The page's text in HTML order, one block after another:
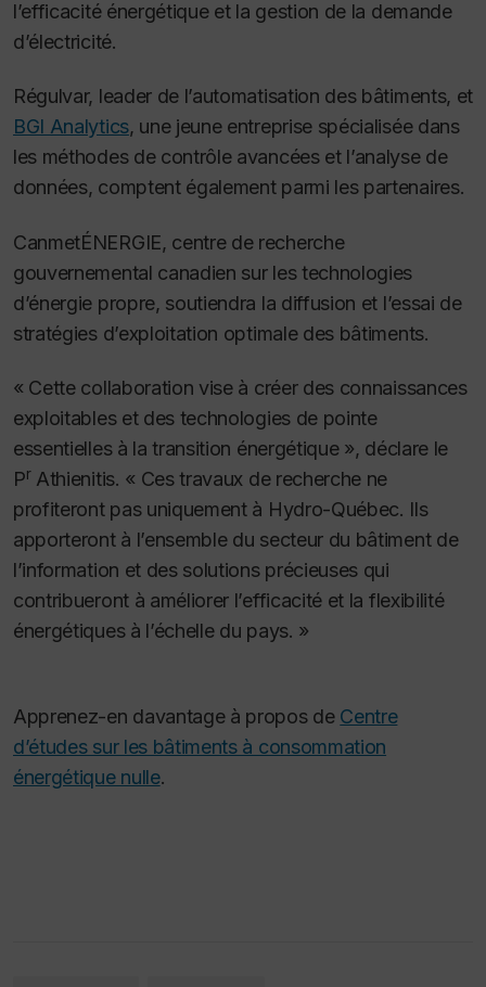
l’efficacité énergétique et la gestion de la demande
d’électricité.
Régulvar, leader de l’automatisation des bâtiments, et
BGI Analytics, une jeune entreprise spécialisée dans
les méthodes de contrôle avancées et l’analyse de
données, comptent également parmi les partenaires.
CanmetÉNERGIE, centre de recherche
gouvernemental canadien sur les technologies
d’énergie propre, soutiendra la diffusion et l’essai de
stratégies d’exploitation optimale des bâtiments.
« Cette collaboration vise à créer des connaissances
exploitables et des technologies de pointe
essentielles à la transition énergétique », déclare le
PrAthienitis. « Ces travaux de recherche ne
profiteront pas uniquement à Hydro-Québec. Ils
apporteront à l’ensemble du secteur du bâtiment de
l’information et des solutions précieuses qui
contribueront à améliorer l’efficacité et la flexibilité
énergétiques à l’échelle du pays. »
Apprenez-en davantage à propos de Centre
d’études sur les bâtiments à consommation
énergétique nulle.